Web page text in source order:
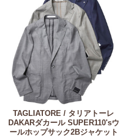
TAGLIATORE / タリアトーレ
DAKARダカール SUPER110'sウ
ールホップサック2Bジャケット